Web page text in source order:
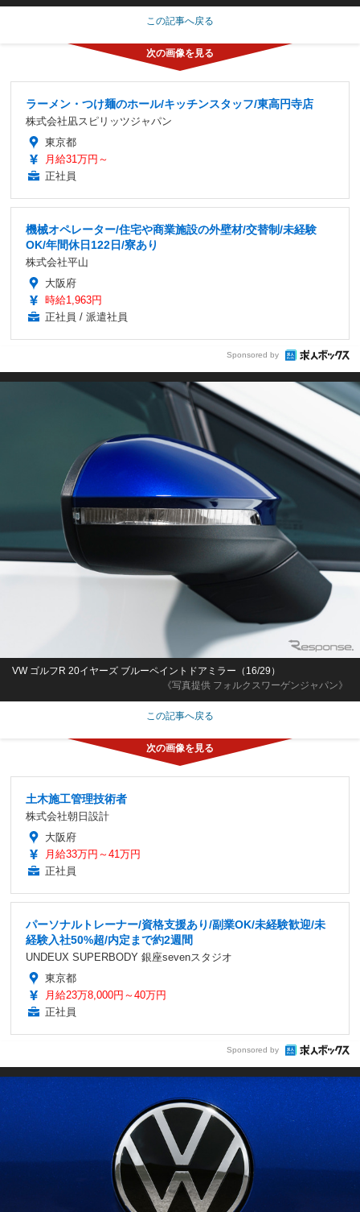
この記事へ戻る
ラーメン・つけ麺のホール/キッチンスタッフ/東高円寺店
株式会社凪スピリッツジャパン
東京都
月給31万円～
正社員
機械オペレーター/住宅や商業施設の外壁材/交替制/未経験
OK/年間休日122日/寮あり
株式会社平山
大阪府
時給1,963円
正社員 / 派遣社員
Sponsored by
《写真提供 フォルクスワーゲンジャパン》
VW ゴルフR 20イヤーズ ブルーペイントドアミラー（16/29）
この記事へ戻る
土木施工管理技術者
株式会社朝日設計
大阪府
月給33万円～41万円
正社員
パーソナルトレーナー/資格支援あり/副業OK/未経験歓迎/未
経験入社50%超/内定まで約2週間
UNDEUX SUPERBODY 銀座sevenスタジオ
東京都
月給23万8,000円～40万円
正社員
Sponsored by